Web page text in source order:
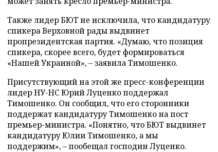
Также лидер БЮТ не исключила, что кандидатуру
спикера Верховной рады выдвинет
пропрезидентская партия. «Думаю, что позиция
спикера, скорее всего, будет формироваться
«Нашей Украиной», – заявила Тимошенко.
Присутствующий на этой же пресс-конференции
лидер НУ-НС Юрий Луценко поддержал
Тимошенко. Он сообщил, что его сторонники
поддержат кандидатуру Тимошенко на пост
премьер-министра. «Понятно, что БЮТ выдвинет
кандидатуру Юлии Тимошенко, а мы
поддержим», – пообещал господин Луценко.